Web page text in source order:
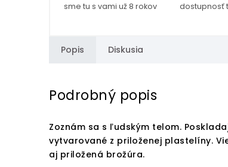
sme tu s vami už 8 rokov dostupnosť
Popis Diskusia
Podrobný popis
Zoznám sa s ľudským telom.
vytvarované z priloženej plastelíny.
aj priložená brožúra.